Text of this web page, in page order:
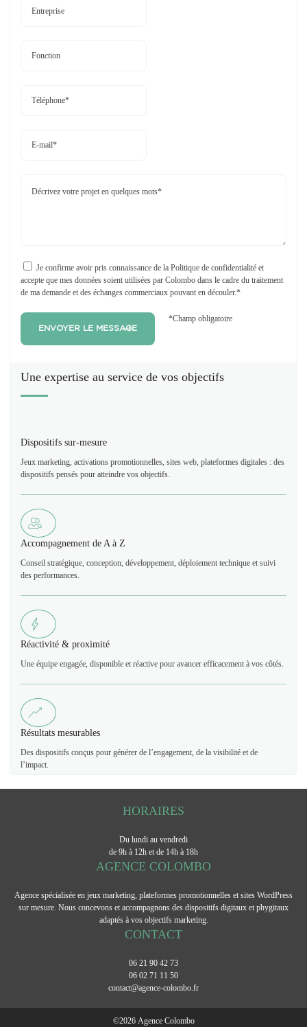
Je confirme avoir pris connaissance de la Politique de confidentialité et
accepte que mes données soient utilisées par Colombo dans le cadre du traitement
de ma demande et des échanges commerciaux pouvant en découler.*
*Champ obligatoire
Une expertise au service de vos objectifs
Dispositifs sur-mesure
Jeux marketing, activations promotionnelles, sites web, plateformes digitales : des
dispositifs pensés pour atteindre vos objectifs.
Accompagnement de A à Z
Conseil stratégique, conception, développement, déploiement technique et suivi
des performances.
Réactivité & proximité
Une équipe engagée, disponible et réactive pour avancer efficacement à vos côtés.
Résultats mesurables
Des dispositifs conçus pour générer de l’engagement, de la visibilité et de
l’impact.
HORAIRES
Du lundi au vendredi
de 9h à 12h et de 14h à 18h
AGENCE COLOMBO
Agence spécialisée en jeux marketing, plateformes promotionnelles et sites WordPress
sur mesure. Nous concevons et accompagnons des dispositifs digitaux et phygitaux
adaptés à vos objectifs marketing.
CONTACT
06 21 90 42 73
06 02 71 11 50
contact@agence-colombo.fr
©2026Agence Colombo